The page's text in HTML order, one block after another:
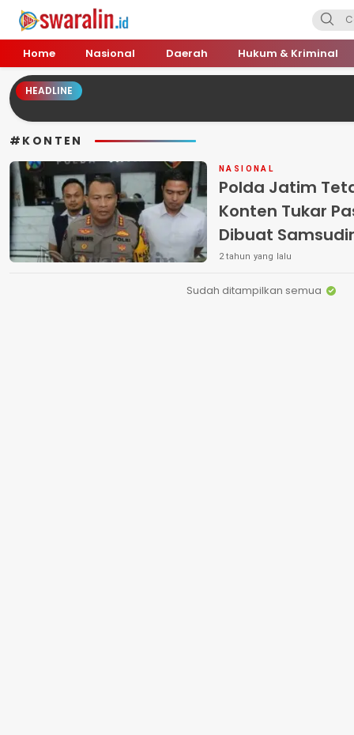
Swara Lin
Independent, Tajam & Profesional
Home Nasional Daerah Hukum & Kriminal
HEADLINE
#KONTEN
NASIONAL
Polda Jatim
Konten Tukar
Dibuat
2 tahun yang lalu
Sudah ditampilkan semua